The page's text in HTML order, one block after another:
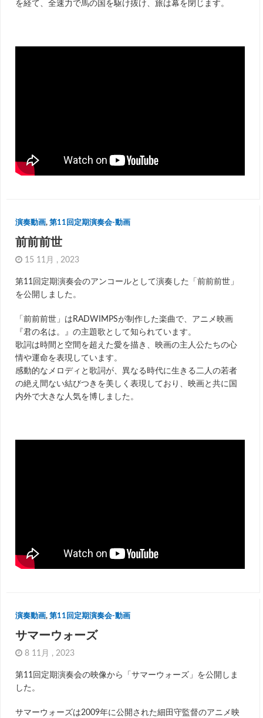
を経て、全速力で馬の国を駆け抜け、旅は幕を閉じます。
演奏動画, 第11回定期演奏会-動画
前前前世
15 11月 , 2023
第11回定期演奏会のアンコールとして演奏した「前前前世」
を公開しました。
「前前前世」はRADWIMPSが制作した楽曲で、アニメ映画
『君の名は。』の主題歌として知られています。
歌詞は時間と空間を超えた愛を描き、映画の主人公たちの心
情や運命を表現しています。
感動的なメロディと歌詞が、異なる時代に生きる二人の若者
の絶え間ない結びつきを美しく表現しており、映画と共に国
内外で大きな人気を博しました。
演奏動画, 第11回定期演奏会-動画
サマーウォーズ
8 11月 , 2023
第11回定期演奏会の映像から「サマーウォーズ」を公開しま
した。
サマーウォーズは2009年に公開された細田守監督のアニメ映